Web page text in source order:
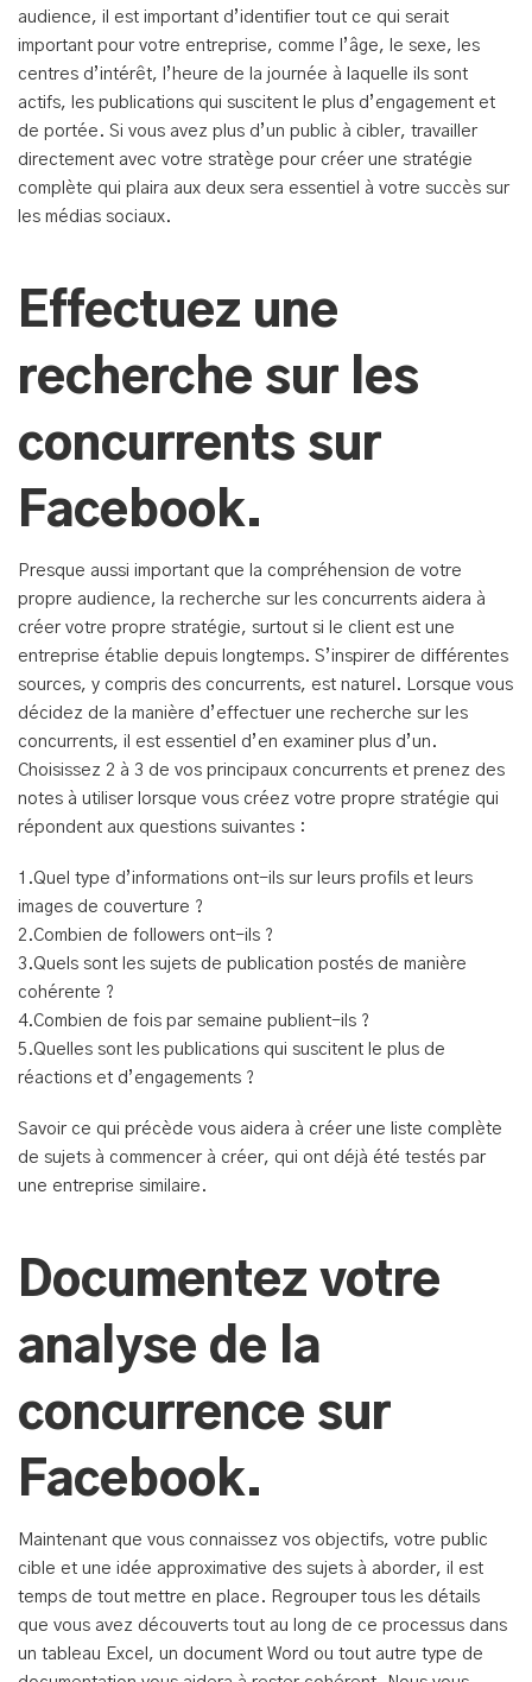
audience, il est important d’identifier tout ce qui serait
important pour votre entreprise, comme l’âge, le sexe, les
centres d’intérêt, l’heure de la journée à laquelle ils sont
actifs, les publications qui suscitent le plus d’engagement et
de portée. Si vous avez plus d’un public à cibler, travailler
directement avec votre stratège pour créer une stratégie
complète qui plaira aux deux sera essentiel à votre succès sur
les médias sociaux.
Effectuez une
recherche sur les
concurrents sur
Facebook.
Presque aussi important que la compréhension de votre
propre audience, la recherche sur les concurrents aidera à
créer votre propre stratégie, surtout si le client est une
entreprise établie depuis longtemps. S’inspirer de différentes
sources, y compris des concurrents, est naturel. Lorsque vous
décidez de la manière d’effectuer une recherche sur les
concurrents, il est essentiel d’en examiner plus d’un.
Choisissez 2 à 3 de vos principaux concurrents et prenez des
notes à utiliser lorsque vous créez votre propre stratégie qui
répondent aux questions suivantes :
1.Quel type d’informations ont-ils sur leurs profils et leurs
images de couverture ?
2.Combien de followers ont-ils ?
3.Quels sont les sujets de publication postés de manière
cohérente ?
4.Combien de fois par semaine publient-ils ?
5.Quelles sont les publications qui suscitent le plus de
réactions et d’engagements ?
Savoir ce qui précède vous aidera à créer une liste complète
de sujets à commencer à créer, qui ont déjà été testés par
une entreprise similaire.
Documentez votre
analyse de la
concurrence sur
Facebook.
Maintenant que vous connaissez vos objectifs, votre public
cible et une idée approximative des sujets à aborder, il est
temps de tout mettre en place. Regrouper tous les détails
que vous avez découverts tout au long de ce processus dans
un tableau Excel, un document Word ou tout autre type de